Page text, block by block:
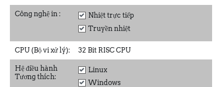
Công nghệ in :
Nhiệt trực tiếp
Truyền nhiệt
CPU (Bộ vi xử lý): 32 Bit RISC CPU
Hệ điều hành
Tương thích:
Linux
Windows